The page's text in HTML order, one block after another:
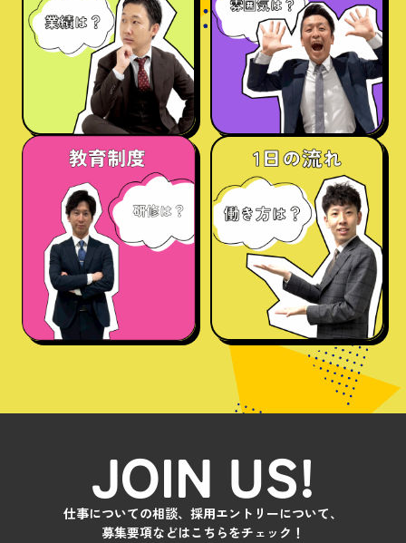
JOIN US!
仕事についての相談、採用エントリーについて、
募集要項などはこちらをチェック！